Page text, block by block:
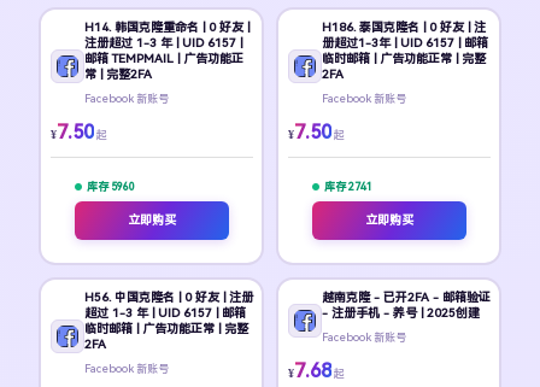
H14. 韩国克隆重命名 | 0 好友 |
注册超过 1-3 年 | UID 6157 |
邮箱 TEMPMAIL | 广告功能正
常 | 完整2FA
Facebook 新账号
¥7.50 起
库存 5960
立即购买
H186. 泰国克隆名 | 0 好友 | 注
册超过1-3年 | UID 6157 | 邮箱
临时邮箱 | 广告功能正常 | 完整
2FA
Facebook 新账号
¥7.50 起
库存 2741
立即购买
H56. 中国克隆名 | 0 好友 | 注册
超过 1-3 年 | UID 6157 | 邮箱
临时邮箱 | 广告功能正常 | 完整
2FA
Facebook 新账号
越南克隆 - 已开2FA - 邮箱验证
- 注册手机 - 养号 | 2025创建
Facebook 新账号
¥7.68 起